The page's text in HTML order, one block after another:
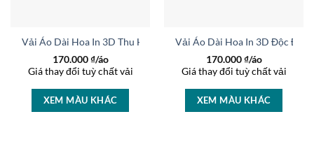
Vải Áo Dài Hoa In 3D Thu Hút AD 46463
170.000₫/áo
Giá thay đổi tuỳ chất vải
XEM MÀU KHÁC
Vải Áo Dài Hoa In 3D Độc Đáo
170.000₫/áo
Giá thay đổi tuỳ chất vải
XEM MÀU KHÁC
AD 46447